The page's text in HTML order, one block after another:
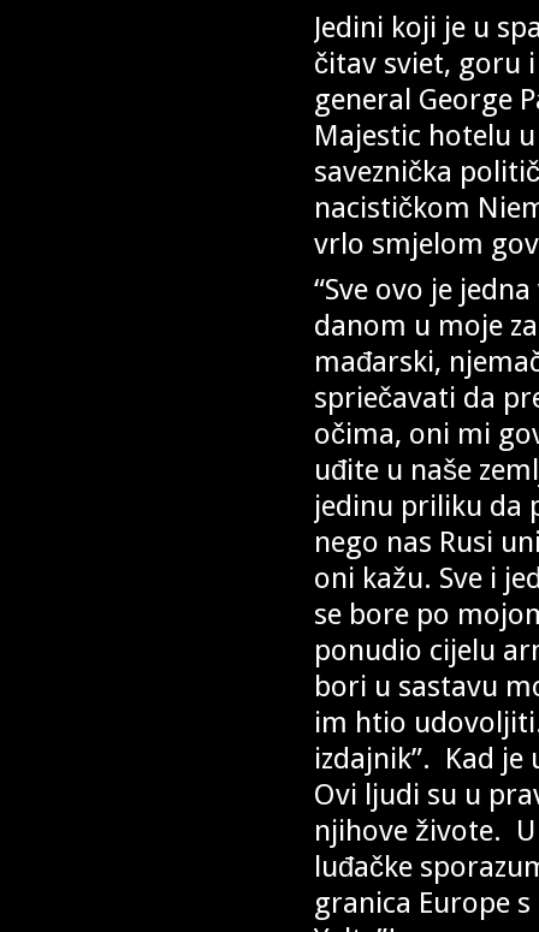
Jedini koji je u
čitav sviet, goru
general George
Majestic hotelu
saveznička
nacističkom
vrlo smjelom
“Sve ovo je
danom u moje
mađarski,
spriečavati da
očima, oni mi
uđite u naše
jedinu priliku da
nego nas Rusi
oni kažu. Sve i
se bore po
ponudio cijelu
bori u sastavu
im htio
izdajnik”. Kad je
Ovi ljudi su u
njihove živote.
luđačke
granica Europe